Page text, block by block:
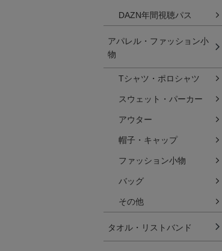
DAZN年間視聴パス
アパレル・ファッション小
物
Tシャツ・ポロシャツ
スウェット・パーカー
アウター
帽子・キャップ
ファッション小物
バッグ
その他
タオル・リストバンド